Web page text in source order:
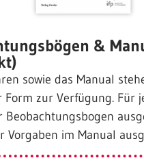
&
sowie das Manual
zur Verfügung. Für
Beobachtungsbogen
Vorgaben im Manual